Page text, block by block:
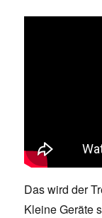
Das wird der
Kleine Geräte